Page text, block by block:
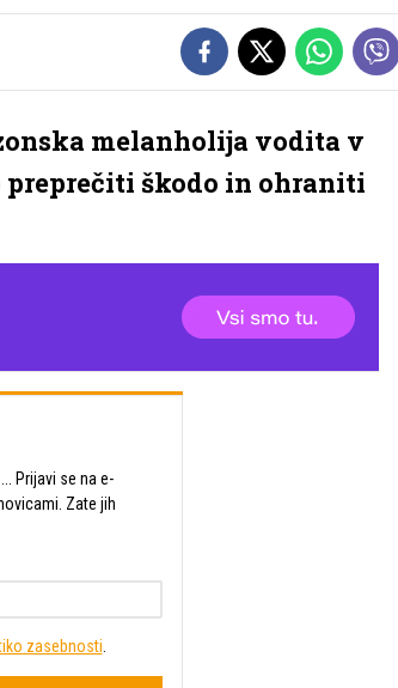
melanholija vodita v
škodo in ohraniti
Prijavi se na e-
Zate jih
zasebnosti